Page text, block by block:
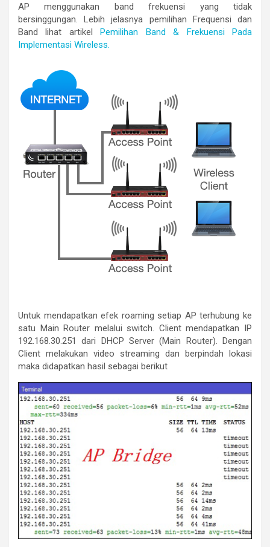
AP menggunakan band frekuensi yang tidak
bersinggungan. Lebih jelasnya pemilihan Frequensi dan
Band lihat artikelPemilihan Band & Frekuensi Pada
Implementasi Wireless.
Untuk mendapatkan efek roaming setiap AP terhubung ke
satu Main Router melalui switch. Client mendapatkan IP
192.168.30.251 dari DHCP Server (Main Router). Dengan
Client melakukan video streaming dan berpindah lokasi
maka didapatkan hasil sebagai berikut